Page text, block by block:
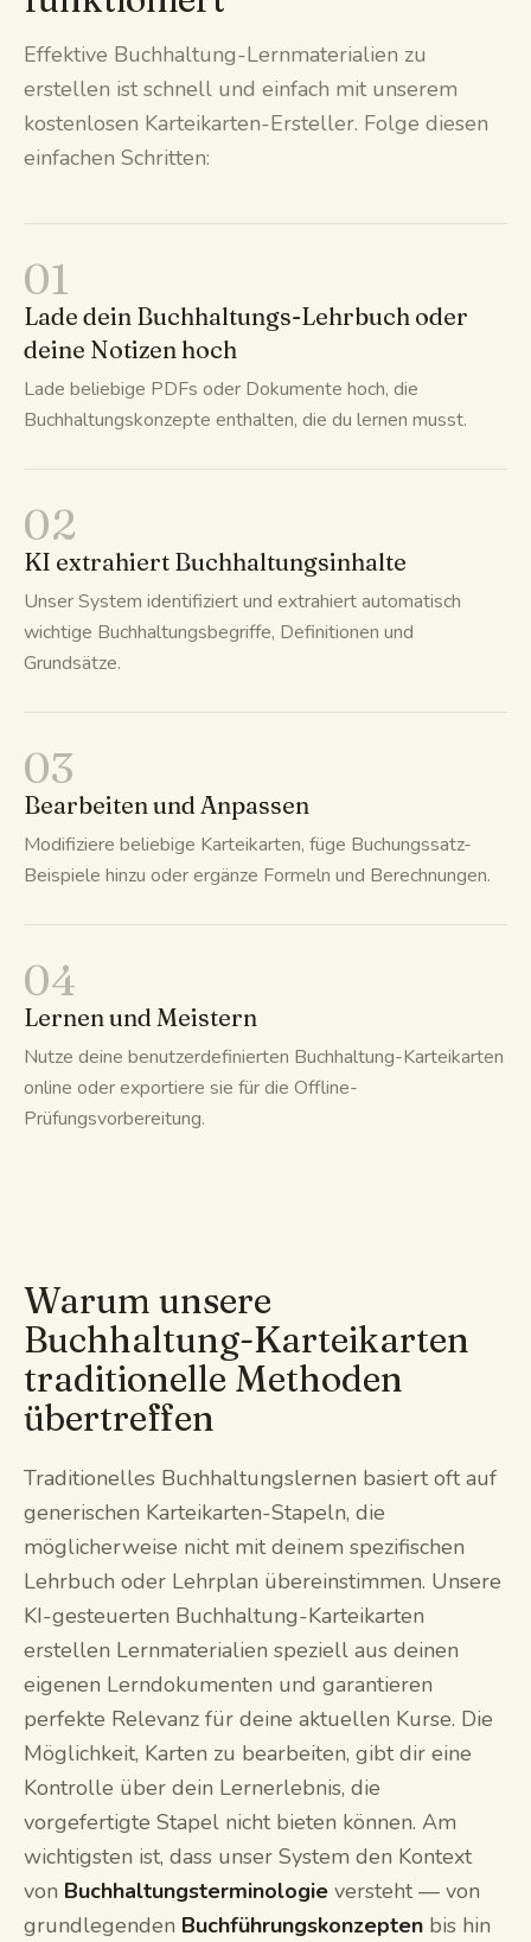
Effektive Buchhaltung-Lernmaterialien zu
erstellen ist schnell und einfach mit unserem
kostenlosen Karteikarten-Ersteller. Folge diesen
einfachen Schritten:
01
Lade dein Buchhaltungs-Lehrbuch oder
deine Notizen hoch
Lade beliebige PDFs oder Dokumente hoch, die
Buchhaltungskonzepte enthalten, die du lernen musst.
02
KI extrahiert Buchhaltungsinhalte
Unser System identifiziert und extrahiert automatisch
wichtige Buchhaltungsbegriffe, Definitionen und
Grundsätze.
03
Bearbeiten und Anpassen
Modifiziere beliebige Karteikarten, füge Buchungssatz-
Beispiele hinzu oder ergänze Formeln und Berechnungen.
04
Lernen und Meistern
Nutze deine benutzerdefinierten Buchhaltung-Karteikarten
online oder exportiere sie für die Offline-
Prüfungsvorbereitung.
Warum unsere
Buchhaltung-Karteikarten
traditionelle Methoden
übertreffen
Traditionelles Buchhaltungslernen basiert oft auf
generischen Karteikarten-Stapeln, die
möglicherweise nicht mit deinem spezifischen
Lehrbuch oder Lehrplan übereinstimmen. Unsere
KI-gesteuerten Buchhaltung-Karteikarten
erstellen Lernmaterialien speziell aus deinen
eigenen Lerndokumenten und garantieren
perfekte Relevanz für deine aktuellen Kurse. Die
Möglichkeit, Karten zu bearbeiten, gibt dir eine
Kontrolle über dein Lernerlebnis, die
vorgefertigte Stapel nicht bieten können. Am
wichtigsten ist, dass unser System den Kontext
von Buchhaltungsterminologie versteht — von
grundlegenden Buchführungskonzepten bis hin